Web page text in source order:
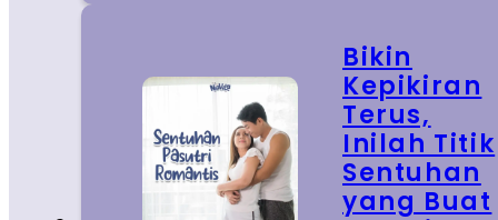
Bikin
Kepikiran
Terus,
Inilah Titik
Sentuhan
yang Buat